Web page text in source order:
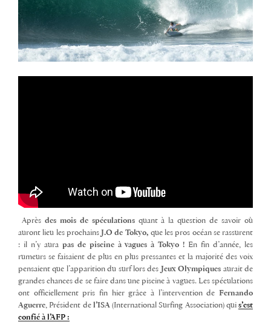
Après des mois de spéculations quant à la question de savoir où
auront lieu les prochains J.O de Tokyo, que les pros océan se rassurent
: il n’y aurapas de piscine à vagues à Tokyo ! En fin d’année, les
rumeurs se faisaient de plus en plus pressantes et la majorité des voix
pensaient que l’apparition du surf lors des Jeux Olympiques aurait de
grandes chances de se faire dans une piscine à vagues. Les spéculations
ont officiellement pris fin hier grâce à l’intervention de Fernando
Aguerre, Président del’ISA(International Surfing Association) qui s’est
confié à l’AFP :